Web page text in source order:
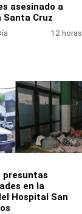
asesinado a
Santa Cruz
12 horas
presuntas
en la
Hospital San